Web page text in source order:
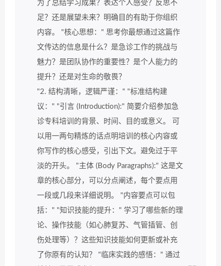
为了总结学习成果？表达个人感受？反思不
足？还是展望未来？明确目的有助于你组织
内容。 "核心思想：" 思考你最想通过这篇作
文传达的信息是什么？是急诊工作的挑战与
魅力？是团队协作的重要性？是个人能力的
提升？还是对生命的敬畏？
"2. 结构清晰，逻辑严谨：" "标准结构建
议：" "引言 (Introduction):" 简要介绍参加急
诊专科培训的背景、时间、目的或意义。 可
以用一两句精炼的话点明培训的核心内容或
你写作的核心感受，引出下文。避免过于平
淡的开头。 "主体 (Body Paragraphs):" 这是文
章的核心部分，可以分点阐述，每个要点用
一段或几段来详细说明。 "内容要点可以包
括：" "知识技能的提升：" 学习了哪些新的理
论、操作技能（如心肺复苏、气管插管、创
伤处理等）？这些知识技能如何更新或补充
了你原有的认知？ "临床实践的感悟：" 通过